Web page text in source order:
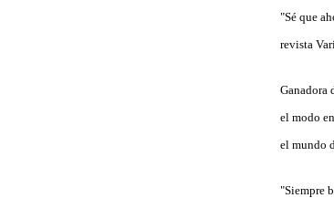
"Sé que
revista
Ganadora
el modo
el mundo
"Siempre